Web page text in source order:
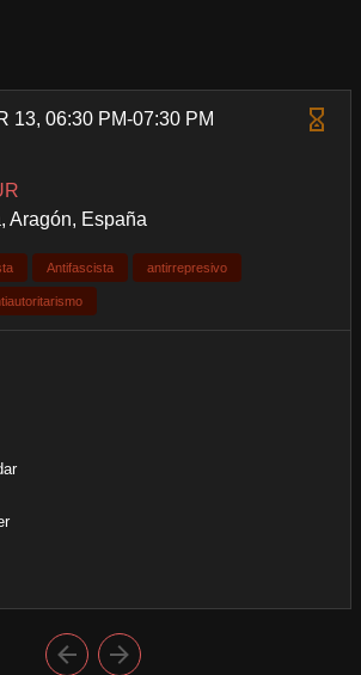
13, 06:30 PM-07:30 PM
Aragón, España
Antifascista antirrepresivo